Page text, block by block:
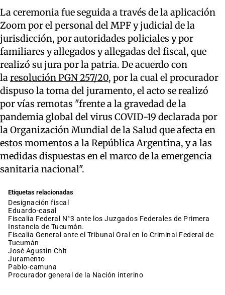
La ceremonia fue seguida a través de la aplicación
Zoom por el personal del MPF y judicial de la
jurisdicción, por autoridades policiales y por
familiares y allegados y allegadas del fiscal, que
realizó su jura por la patria. De acuerdo con
laresolución PGN 257/20, por la cual el procurador
dispuso la toma del juramento, el acto se realizó
por vías remotas "frente a la gravedad de la
pandemia global del virus COVID-19 declarada por
la Organización Mundial de la Salud que afecta en
estos momentos a la República Argentina, y a las
medidas dispuestas en el marco de la emergencia
sanitaria nacional".
Etiquetas relacionadas
designación fiscal
eduardo-casal
Fiscalía Federal N°3 ante los Juzgados Federales de Primera
Instancia de Tucumán.
Fiscalía General ante el Tribunal Oral en lo Criminal Federal de
Tucumán
José Agustín Chit
juramento
pablo-camuna
procurador general de la Nación interino